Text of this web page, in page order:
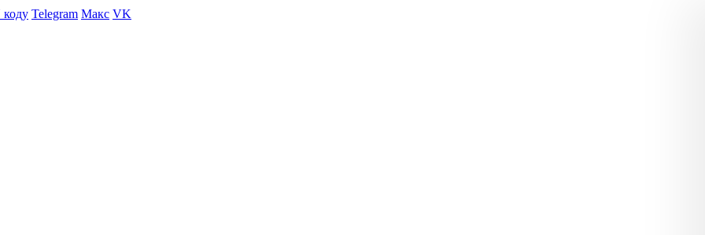
коду Telegram Макс VK